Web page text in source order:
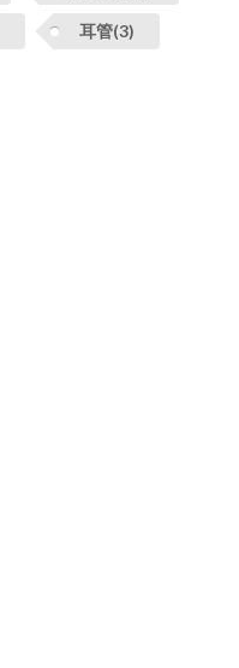
耳管(3)